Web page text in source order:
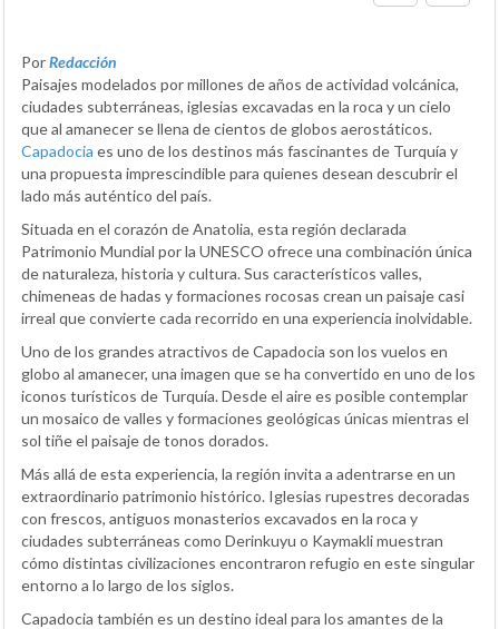
PorRedacción
Paisajes modelados por millones de años de actividad volcánica,
ciudades subterráneas, iglesias excavadas en la roca y un cielo
que al amanecer se llena de cientos de globos aerostáticos.
Capadocia es uno de los destinos más fascinantes de Turquía y
una propuesta imprescindible para quienes desean descubrir el
lado más auténtico del país.
Situada en el corazón de Anatolia, esta región declarada
Patrimonio Mundial por la UNESCO ofrece una combinación única
de naturaleza, historia y cultura. Sus característicos valles,
chimeneas de hadas y formaciones rocosas crean un paisaje casi
irreal que convierte cada recorrido en una experiencia inolvidable.
Uno de los grandes atractivos de Capadocia son los vuelos en
globo al amanecer, una imagen que se ha convertido en uno de los
iconos turísticos de Turquía. Desde el aire es posible contemplar
un mosaico de valles y formaciones geológicas únicas mientras el
sol tiñe el paisaje de tonos dorados.
Más allá de esta experiencia, la región invita a adentrarse en un
extraordinario patrimonio histórico. Iglesias rupestres decoradas
con frescos, antiguos monasterios excavados en la roca y
ciudades subterráneas como Derinkuyu o Kaymakli muestran
cómo distintas civilizaciones encontraron refugio en este singular
entorno a lo largo de los siglos.
Capadocia también es un destino ideal para los amantes de la